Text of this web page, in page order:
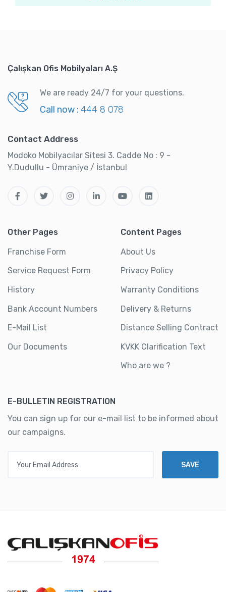
Çalışkan Ofis Mobilyaları A.Ş
We are ready 24/7 for your questions.
Call now : 444 8 078
Contact Address
Modoko Mobilyacılar Sitesi 3. Cadde No : 9 -
Y.Dudullu - Ümraniye / İstanbul
Other Pages
Franchise Form
Service Request Form
History
Bank Account Numbers
E-Mail List
Our Documents
Content Pages
About Us
Privacy Policy
Warranty Conditions
Delivery & Returns
Distance Selling Contract
KVKK Clarification Text
Who are we ?
E-BULLETIN REGISTRATION
You can sign up for our e-mail list to be informed about
our campaigns.
SAVE